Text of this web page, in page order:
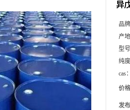
异
品
产
型
纯
cas
价
发